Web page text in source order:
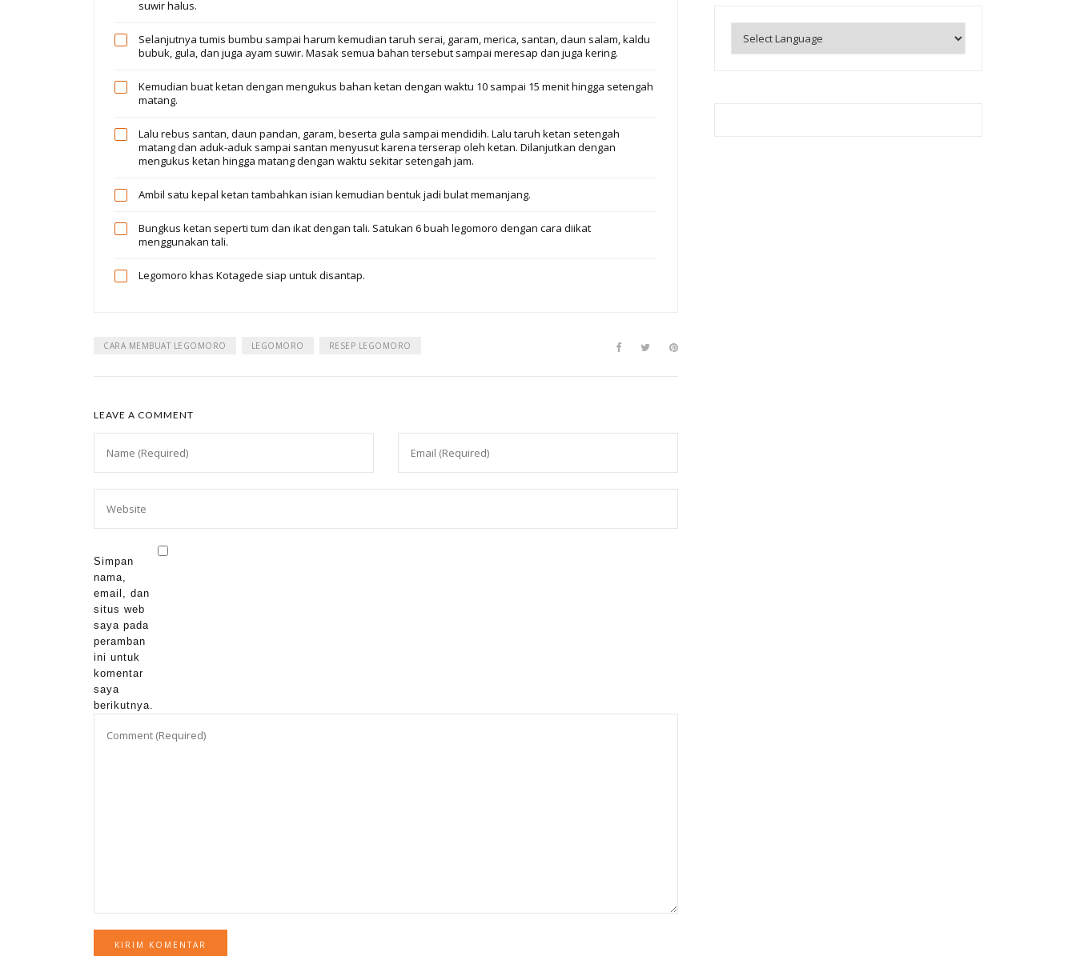
suwir halus.
Selanjutnya tumis bumbu sampai harum kemudian taruh serai, garam, merica, santan, daun salam, kaldu
bubuk, gula, dan juga ayam suwir. Masak semua bahan tersebut sampai meresap dan juga kering.
Kemudian buat ketan dengan mengukus bahan ketan dengan waktu 10 sampai 15 menit hingga setengah
matang.
Lalu rebus santan, daun pandan, garam, beserta gula sampai mendidih. Lalu taruh ketan setengah
matang dan aduk-aduk sampai santan menyusut karena terserap oleh ketan. Dilanjutkan dengan
mengukus ketan hingga matang dengan waktu sekitar setengah jam.
Ambil satu kepal ketan tambahkan isian kemudian bentuk jadi bulat memanjang.
Bungkus ketan seperti tum dan ikat dengan tali. Satukan 6 buah legomoro dengan cara diikat
menggunakan tali.
Legomoro khas Kotagede siap untuk disantap.
CARA MEMBUAT LEGOMORO LEGOMORO RESEP LEGOMORO
LEAVE A COMMENT
Simpan
nama,
email, dan
situs web
saya pada
peramban
ini untuk
komentar
saya
berikutnya.